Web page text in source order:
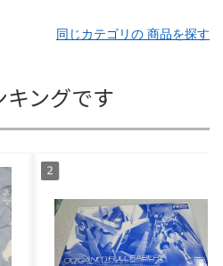
同じカテゴリの 商品を探す
ングです